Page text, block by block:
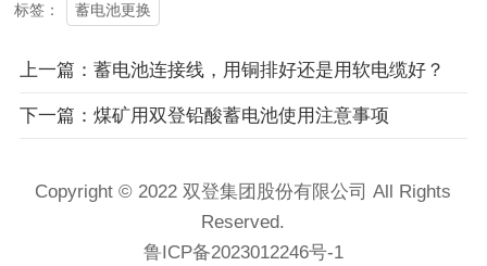
标签： 蓄电池更换
上一篇：蓄电池连接线，用铜排好还是用软电缆好？
下一篇：煤矿用双登铅酸蓄电池使用注意事项
Copyright © 2022 双登集团股份有限公司 All Rights
Reserved.
鲁ICP备2023012246号-1